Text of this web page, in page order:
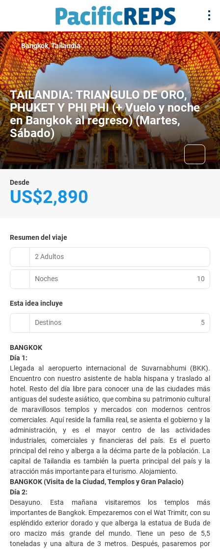
TAILANDIA: TRIANGULO DE ORO,
PHUKET Y PHI PHI (+ Vuelo y noche
en Bangkok al regreso) (Martes,
Sábado)
Bangkok, Tailandia
Desde
US$2,890
Resumen del viaje
2 Adultos
Noches 10
Esta idea incluye
Destinos 5
BANGKOK
Día 1:
Llegada al aeropuerto internacional de Suvarnabhumi (BKK).
Encuentro con nuestro asistente de habla hispana y traslado al
hotel. Resto del día libre para conocer una de las ciudades más
antiguas del sudeste asiático, que combina su patrimonio cultural
de maravillosos templos y mercados con modernos centros
comerciales. Aquí reside la familia real, se asienta el gobierno y la
administración, y es el mayor centro de las actividades
industriales, comerciales y financieras del país. Es el puerto
principal del reino y alberga a la décima parte de la población. La
capital de Tailandia es también la puerta principal del país y la
atracción más importante para el turismo. Alojamiento.
BANGKOK (Visita de la Ciudad, Templos y Gran Palacio)
Día 2:
Desayuno. Esta mañana visitaremos los templos más
importantes de Bangkok. Empezaremos con el Wat Trimitr, con su
espléndido exterior dorado y que alberga la estatua de Buda de
oro macizo más grande del mundo. Tiene un peso de 5,5
toneladas y una altura de 3 metros. Después, pasaremos por